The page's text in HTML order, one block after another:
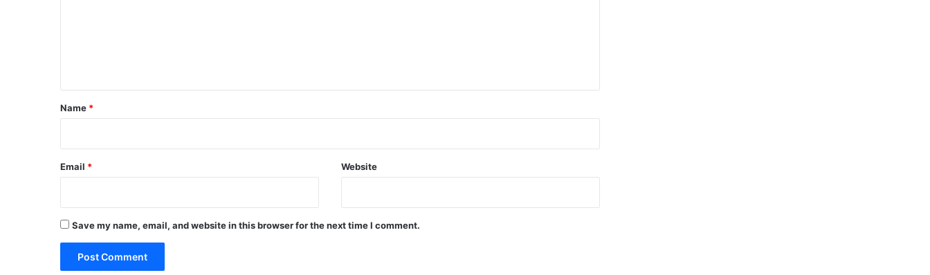
*
Name *
Email * Website
Save my name, email, and website in this browser for the next time I comment.